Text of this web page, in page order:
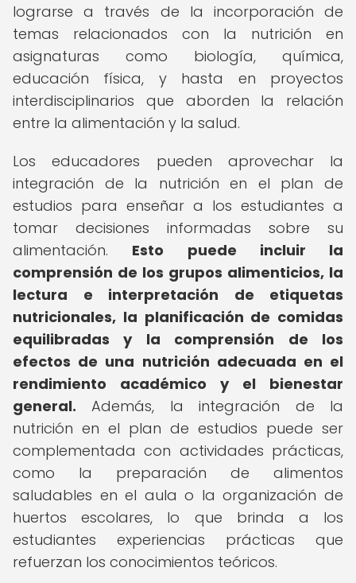
lograrse a través de la incorporación de
temas relacionados con la nutrición en
asignaturas como biología, química,
educación física, y hasta en proyectos
interdisciplinarios que aborden la relación
entre la alimentación y la salud.
Los educadores pueden aprovechar la
integración de la nutrición en el plan de
estudios para enseñar a los estudiantes a
tomar decisiones informadas sobre su
alimentación. Esto puede incluir la
comprensión de los grupos alimenticios, la
lectura e interpretación de etiquetas
nutricionales, la planificación de comidas
equilibradas y la comprensión de los
efectos de una nutrición adecuada en el
rendimiento académico y el bienestar
general. Además, la integración de la
nutrición en el plan de estudios puede ser
complementada con actividades prácticas,
como la preparación de alimentos
saludables en el aula o la organización de
huertos escolares, lo que brinda a los
estudiantes experiencias prácticas que
refuerzan los conocimientos teóricos.